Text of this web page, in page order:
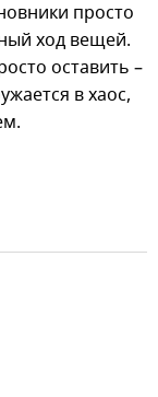
просто
ход вещей.
оставить –
в хаос,